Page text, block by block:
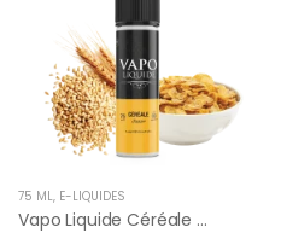
75 ML, E-LIQUIDES
Vapo Liquide Céréale 75ml